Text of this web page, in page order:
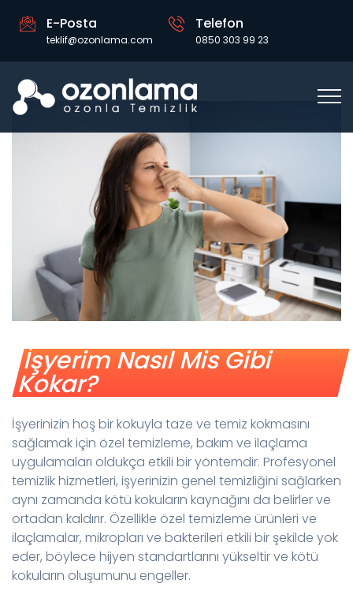
E-Posta
teklif@ozonlama.com
Telefon
0850 303 99 23
İşyerim Nasıl Mis Gibi
Kokar?
İşyerinizin hoş bir kokuyla taze ve temiz kokmasını
sağlamak için özel temizleme, bakım ve ilaçlama
uygulamaları oldukça etkili bir yöntemdir. Profesyonel
temizlik hizmetleri, işyerinizin genel temizliğini sağlarken
aynı zamanda kötü kokuların kaynağını da belirler ve
ortadan kaldırır. Özellikle özel temizleme ürünleri ve
ilaçlamalar, mikropları ve bakterileri etkili bir şekilde yok
eder, böylece hijyen standartlarını yükseltir ve kötü
kokuların oluşumunu engeller.